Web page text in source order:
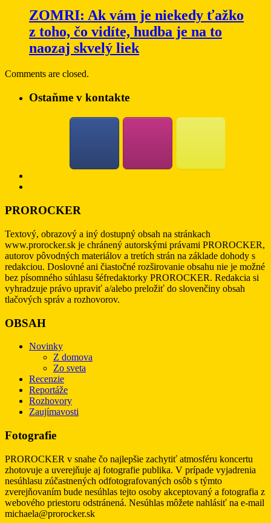
ZOMRI: Ak vám je niekedy ťažko
z toho, čo vidíte, hudba je na to
naozaj skvelý liek
Comments are closed.
Ostaňme v kontakte
PROROCKER
Textový, obrazový a iný dostupný obsah na stránkach
www.prorocker.sk je chránený autorskými právami PROROCKER,
autorov pôvodných materiálov a tretích strán na základe dohody s
redakciou. Doslovné ani čiastočné rozširovanie obsahu nie je možné
bez písomného súhlasu šéfredaktorky PROROCKER. Redakcia si
vyhradzuje právo upraviť a/alebo preložiť do slovenčiny obsah
tlačových správ a rozhovorov.
OBSAH
Novinky
Z domova
Zo sveta
Recenzie
Reportáže
Rozhovory
Zaujímavosti
Fotografie
PROROCKER v snahe čo najlepšie zachytiť atmosféru koncertu
zhotovuje a uverejňuje aj fotografie publika. V prípade vyjadrenia
nesúhlasu zúčastnených odfotografovaných osôb s týmto
zverejňovaním bude nesúhlas tejto osoby akceptovaný a fotografia z
webového priestoru odstránená. Nesúhlas môžete nahlásiť na e-mail
michaela@prorocker.sk